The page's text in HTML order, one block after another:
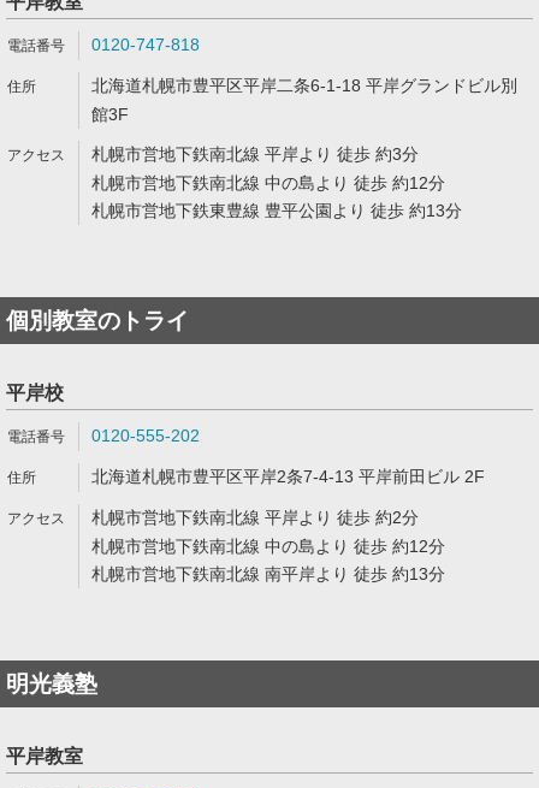
0120-747-818
北海道札幌市豊平区平岸二条6-1-18 平岸グランドビル別
館3F
札幌市営地下鉄南北線 平岸より 徒歩 約3分
札幌市営地下鉄南北線 中の島より 徒歩 約12分
札幌市営地下鉄東豊線 豊平公園より 徒歩 約13分
個別教室のトライ
平岸校
0120-555-202
北海道札幌市豊平区平岸2条7-4-13 平岸前田ビル 2F
札幌市営地下鉄南北線 平岸より 徒歩 約2分
札幌市営地下鉄南北線 中の島より 徒歩 約12分
札幌市営地下鉄南北線 南平岸より 徒歩 約13分
明光義塾
平岸教室